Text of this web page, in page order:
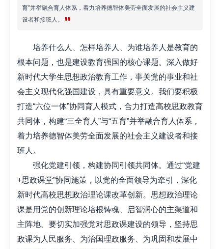
育”并举融合育人体系，着力培养德智体美劳全面发展的社会主义建
设者和接班人。
培养什么人、怎样培养人、为谁培养人是教育的
根本问题，也是建设教育强国的核心课题。深入做好
新时代大学生思想政治教育工作，事关党的事业和社
会主义现代化强国建设，具有重要意义。我们要积极
打造“六位一体”协同育人模式，合力打造高校思政教育
共同体，构建“三全育人”与“五育”并举融合育人体系，
着力培养德智体美劳全面发展的社会主义建设者和接
班人。
强化党建引领，构建协同引领共同体。通过“党建
+思政课堂”协同施策，以党的全面领导为牵引，深化
新时代高校思想政治理论课改革创新。思想政治理论
课是用党的创新理论培根铸魂、启智润心的主渠道和
主阵地。要切实加强党对思政课建设的领导，坚持思
政课为人民服务、为治国理政服务、为巩固和发展中